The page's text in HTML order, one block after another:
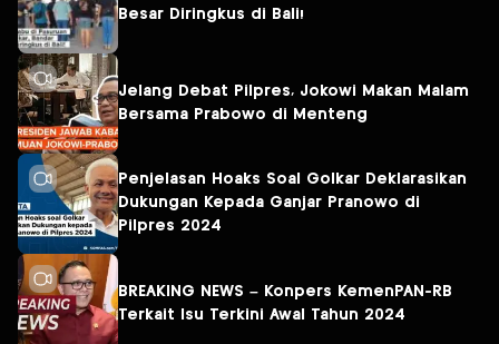
Besar Diringkus di Bali!
Jelang Debat Pilpres, Jokowi Makan Malam
Bersama Prabowo di Menteng
Penjelasan Hoaks Soal Golkar Deklarasikan
Dukungan Kepada Ganjar Pranowo di
Pilpres 2024
BREAKING NEWS – Konpers KemenPAN-RB
Terkait Isu Terkini Awal Tahun 2024